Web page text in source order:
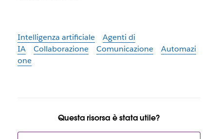
Intelligenza artificiale
Agenti di
IA
Collaborazione Comunicazione
Automazi
one
Questa risorsa è stata utile?